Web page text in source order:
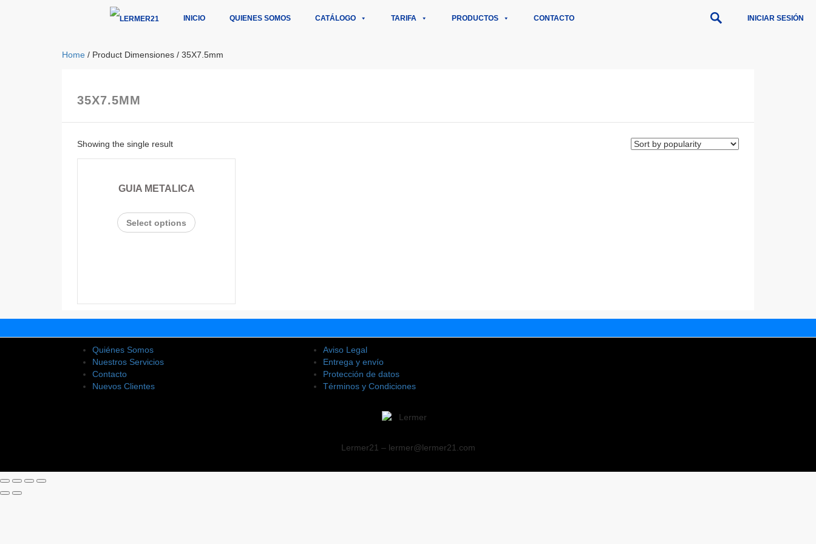
INICIO QUIENES SOMOS CATÁLOGO TARIFA PRODUCTOS CONTACTO INICIAR SESIÓN
Home / Product Dimensiones / 35X7.5mm
35X7.5MM
Showing the single result
GUIA METALICA
Select options
Quiénes Somos
Nuestros Servicios
Contacto
Nuevos Clientes
Aviso Legal
Entrega y envío
Protección de datos
Términos y Condiciones
Lermer21 – lermer@lermer21.com